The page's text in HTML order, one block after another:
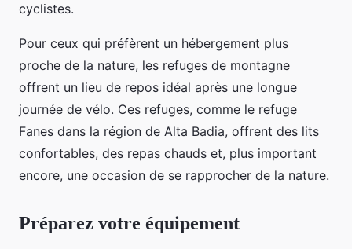
cyclistes.
Pour ceux qui préfèrent un hébergement plus
proche de la nature, les refuges de montagne
offrent un lieu de repos idéal après une longue
journée de vélo. Ces refuges, comme le refuge
Fanes dans la région de Alta Badia, offrent des lits
confortables, des repas chauds et, plus important
encore, une occasion de se rapprocher de la nature.
Préparez votre équipement